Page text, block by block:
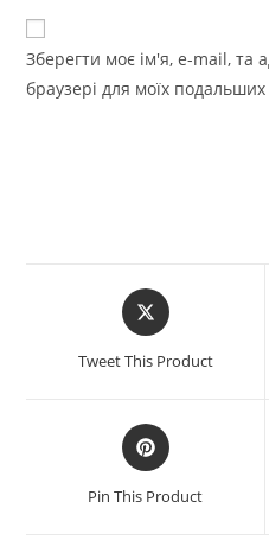
Зберегти моє ім'я, e-mail, та
браузері для моїх
Opens
in
new
Tweet This Product
Opens
in
new
Pin This Product